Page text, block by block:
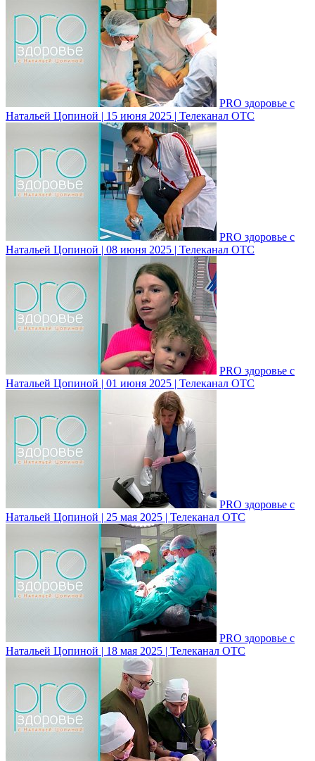
PRO здоровье с
Натальей Цопиной | 15 июня 2025 | Телеканал ОТС
PRO здоровье с
Натальей Цопиной | 08 июня 2025 | Телеканал ОТС
PRO здоровье с
Натальей Цопиной | 01 июня 2025 | Телеканал ОТС
PRO здоровье с
Натальей Цопиной | 25 мая 2025 | Телеканал ОТС
PRO здоровье с
Натальей Цопиной | 18 мая 2025 | Телеканал ОТС